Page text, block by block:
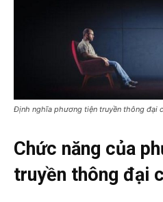
Định nghĩa phương tiện truyền thông đại
Chức năng của
truyền thông đại